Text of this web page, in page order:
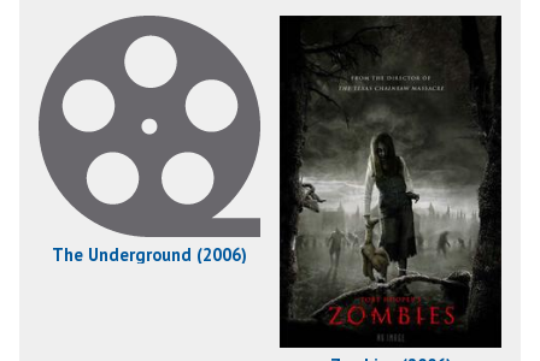
The Underground (2006)